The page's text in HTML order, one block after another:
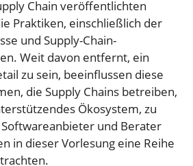
Chain veröffentlichten
Praktiken, einschließlich der
und Supply-Chain-
Weit davon entfernt, ein
zu sein, beeinflussen diese
die Supply Chains betreiben,
Ökosystem, zu
und Berater
in dieser Vorlesung eine Reihe